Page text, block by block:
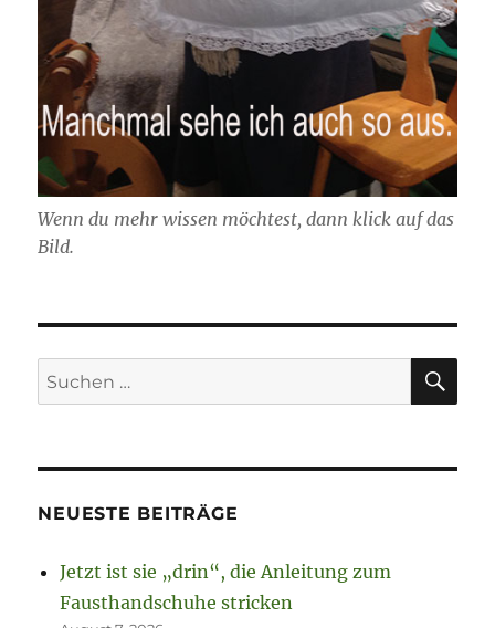
Wenn du mehr wissen möchtest, dann klick auf das
Bild.
Suchen
nach:
NEUESTE BEITRÄGE
Jetzt ist sie „drin“, die Anleitung zum
Fausthandschuhe stricken